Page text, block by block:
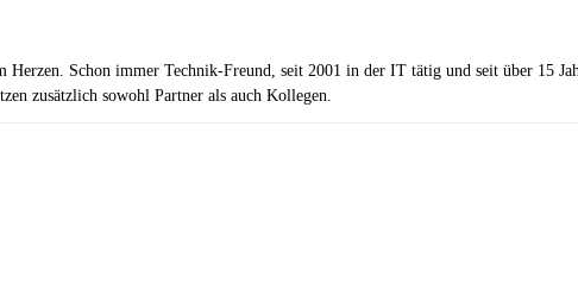
Herzen. Schon immer Technik-Freund, seit 2001 in der IT tätig und seit über 15
zusätzlich sowohl Partner als auch Kollegen.